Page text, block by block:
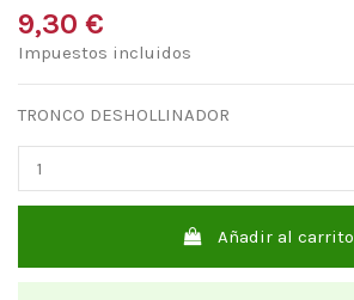
9,30 €
Impuestos incluidos
TRONCO DESHOLLINADOR
Añadir al carrito